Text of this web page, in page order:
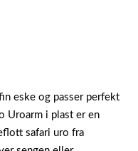
eske og passer perfekt
Uroarm i plast er en
safari uro fra